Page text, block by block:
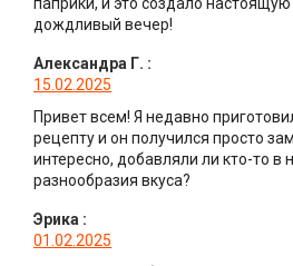
дождливый вечер!
Александра Г. :
15.02.2025
Привет всем! Я недавно
рецепту и он получился просто
интересно, добавляли ли кто-то в
разнообразия вкуса?
Эрика :
01.02.2025